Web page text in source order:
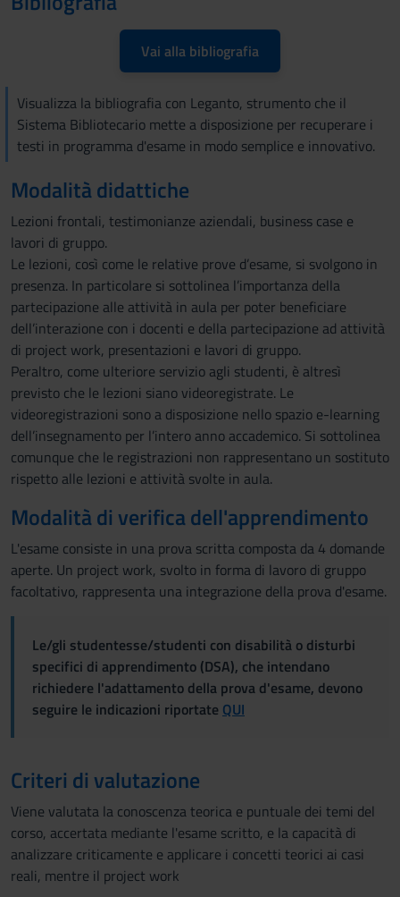
Vai alla bibliografia
Visualizza la bibliografia con Leganto, strumento che il
Sistema Bibliotecario mette a disposizione per recuperare i
testi in programma d'esame in modo semplice e innovativo.
Modalità didattiche
Lezioni frontali, testimonianze aziendali, business case e
lavori di gruppo.
Le lezioni, così come le relative prove d’esame, si svolgono in
presenza. In particolare si sottolinea l’importanza della
partecipazione alle attività in aula per poter beneficiare
dell’interazione con i docenti e della partecipazione ad attività
di project work, presentazioni e lavori di gruppo.
Peraltro, come ulteriore servizio agli studenti, è altresì
previsto che le lezioni siano videoregistrate. Le
videoregistrazioni sono a disposizione nello spazio e-learning
dell’insegnamento per l’intero anno accademico. Si sottolinea
comunque che le registrazioni non rappresentano un sostituto
rispetto alle lezioni e attività svolte in aula.
Modalità di verifica dell'apprendimento
L'esame consiste in una prova scritta composta da 4 domande
aperte. Un project work, svolto in forma di lavoro di gruppo
facoltativo, rappresenta una integrazione della prova d'esame.
Le/gli studentesse/studenti con disabilità o disturbi
specifici di apprendimento (DSA), che intendano
richiedere l'adattamento della prova d'esame, devono
seguire le indicazioni riportate QUI
Criteri di valutazione
Viene valutata la conoscenza teorica e puntuale dei temi del
corso, accertata mediante l'esame scritto, e la capacità di
analizzare criticamente e applicare i concetti teorici ai casi
reali, mentre il project work